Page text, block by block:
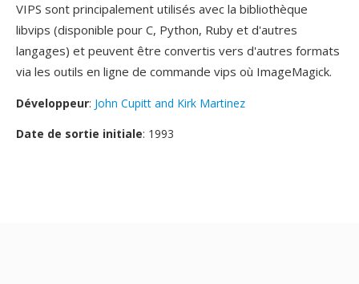
VIPS sont principalement utilisés avec la bibliothèque
libvips (disponible pour C, Python, Ruby et d'autres
langages) et peuvent être convertis vers d'autres formats
via les outils en ligne de commande vips où ImageMagick.
Développeur: John Cupitt and Kirk Martinez
Date de sortie initiale: 1993